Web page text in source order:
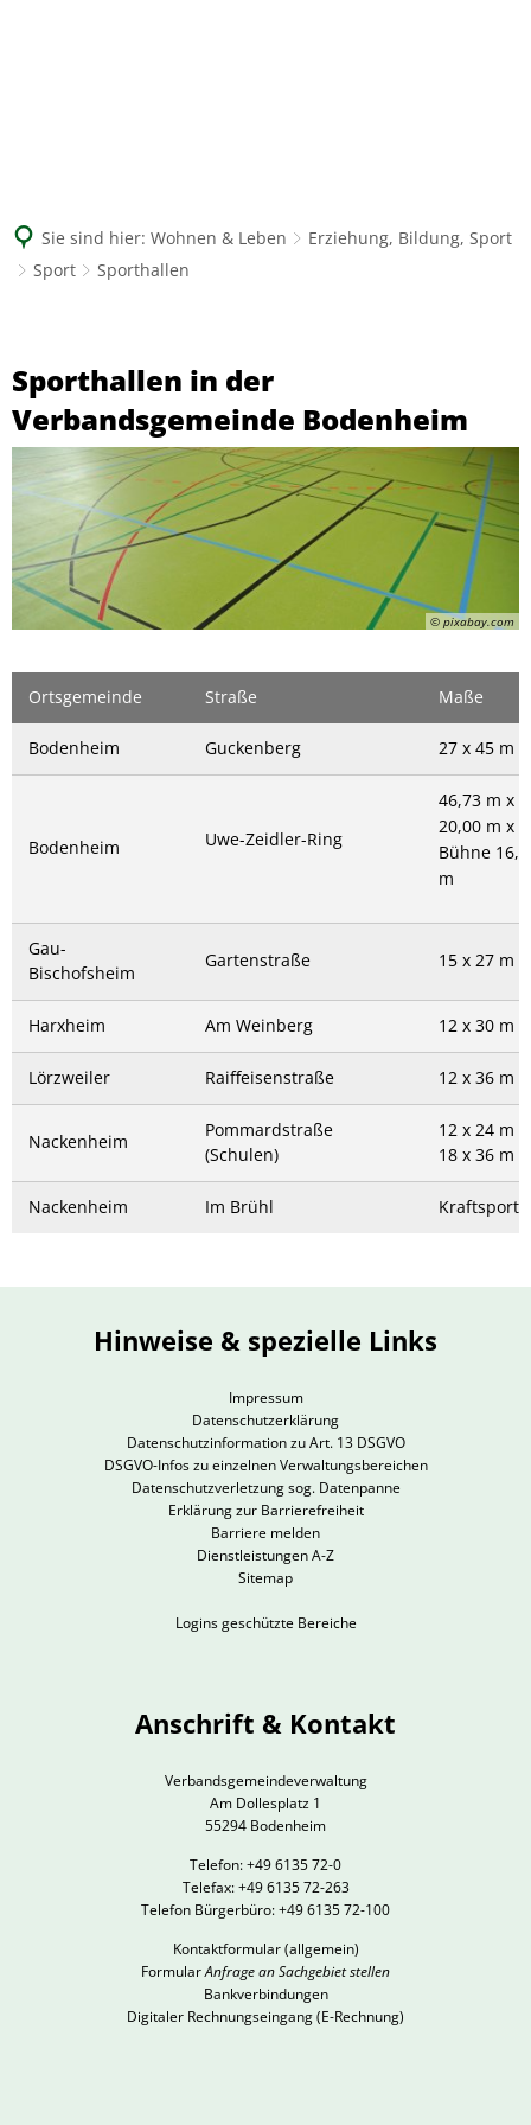
Sie sind hier: Wohnen & Leben
Erziehung, Bildung, Sport
Sport
Sporthallen
Sporthallen in der
Verbandsgemeinde Bodenheim
© pixabay.com
Ortsgemeinde Straße Maße
Bodenheim Guckenberg 27 x 45 m
Bodenheim Uwe-Zeidler-Ring
46,73 m x
20,00 m x
Bühne
m
Gau-
Bischofsheim
Gartenstraße 15 x 27 m
Harxheim Am Weinberg 12 x 30 m
Lörzweiler Raiffeisenstraße 12 x 36 m
Nackenheim
Pommardstraße
(Schulen)
12 x 24 m
18 x 36 m
Nackenheim Im Brühl
Hinweise & spezielle Links
Impressum
Datenschutzerklärung
Datenschutzinformation zu Art. 13 DSGVO
DSGVO-Infos zu einzelnen Verwaltungsbereichen
Datenschutzverletzung sog. Datenpanne
Erklärung zur Barrierefreiheit
Barriere melden
Dienstleistungen A-Z
Sitemap
Logins geschützte Bereiche
Anschrift & Kontakt
Verbandsgemeindeverwaltung
Am Dollesplatz 1
55294 Bodenheim
Telefon: +49 6135 72-0
Telefax: +49 6135 72-263
Telefon Bürgerbüro: +49 6135 72-100
Kontaktformular(allgemein)
FormularAnfrage an Sachgebiet stellen
Bankverbindungen
Digitaler Rechnungseingang (E-Rechnung)